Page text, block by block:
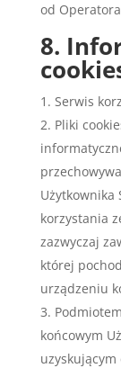
od
8.
Serwis
Pliki
Użytkownika
korzystania
zazwyczaj
której
urządzeniu
końcowym